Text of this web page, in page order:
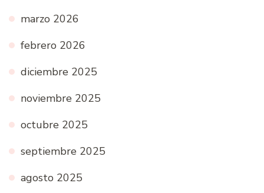
marzo 2026
febrero 2026
diciembre 2025
noviembre 2025
octubre 2025
septiembre 2025
agosto 2025